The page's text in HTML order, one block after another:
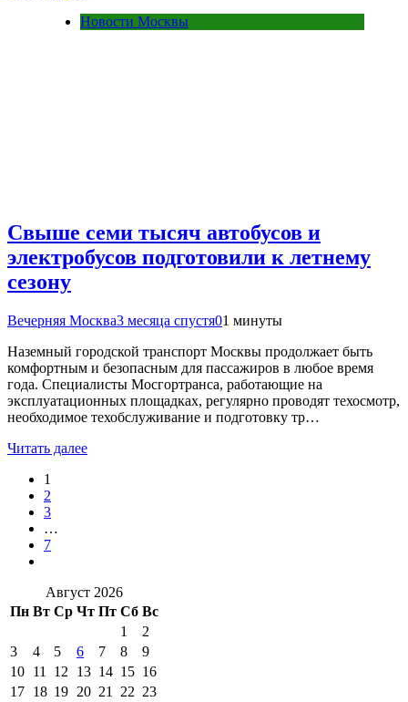
Новости Москвы
Свыше семи тысяч автобусов и
электробусов подготовили к летнему
сезону
Вечерняя Москва3 месяца спустя01 минуты
Наземный городской транспорт Москвы продолжает быть
комфортным и безопасным для пассажиров в любое время
года. Специалисты Мосгортранса, работающие на
эксплуатационных площадках, регулярно проводят техосмотр,
необходимое техобслуживание и подготовку тр…
Читать далее
1
2
3
…
7
Август 2026
Пн Вт Ср Чт Пт Сб Вс
1
2
3
4 5 6 7 8
9
10 11 12 13 14 15 16
17 18 19 20 21 22 23